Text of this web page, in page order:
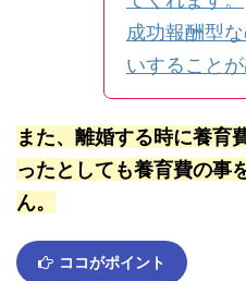
成功報酬型
いすること
また、離婚する時に養育
ったとしても養育費の事
ん。
ココがポイント